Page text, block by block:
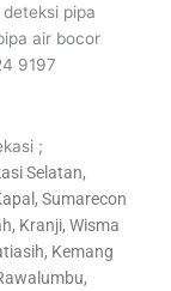
pipa
air bocor
9197
;
Selatan,
Sumarecon
Kranji, Wisma
Kemang